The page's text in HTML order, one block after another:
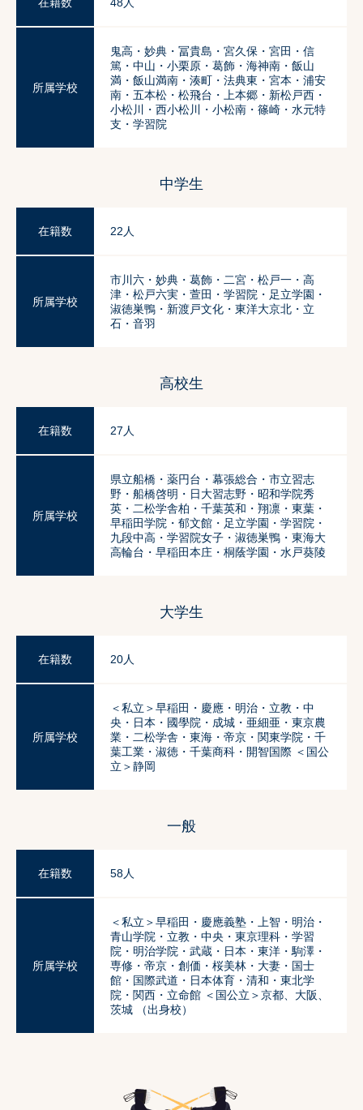
在籍数 48人
所属学校
鬼高・妙典・冨貴島・宮久保・宮田・信
篤・中山・小栗原・葛飾・海神南・飯山
満・飯山満南・湊町・法典東・宮本・浦安
南・五本松・松飛台・上本郷・新松戸西・
小松川・西小松川・小松南・篠崎・水元特
支・学習院
中学生
在籍数 22人
所属学校
市川六・妙典・葛飾・二宮・松戸一・高
津・松戸六実・萱田・学習院・足立学園・
淑徳巣鴨・新渡戸文化・東洋大京北・立
石・音羽
高校生
在籍数 27人
所属学校
県立船橋・薬円台・幕張総合・市立習志
野・船橋啓明・日大習志野・昭和学院秀
英・二松学舎柏・千葉英和・翔凛・東葉・
早稲田学院・郁文館・足立学園・学習院・
九段中高・学習院女子・淑徳巣鴨・東海大
高輪台・早稲田本庄・桐蔭学園・水戸葵陵
大学生
在籍数 20人
所属学校
＜私立＞早稲田・慶應・明治・立教・中
央・日本・國學院・成城・亜細亜・東京農
業・二松学舎・東海・帝京・関東学院・千
葉工業・淑徳・千葉商科・開智国際 ＜国公
立＞静岡
一般
在籍数 58人
所属学校
＜私立＞早稲田・慶應義塾・上智・明治・
青山学院・立教・中央・東京理科・学習
院・明治学院・武蔵・日本・東洋・駒澤・
専修・帝京・創価・桜美林・大妻・国士
館・国際武道・日本体育・清和・東北学
院・関西・立命館 ＜国公立＞京都、大阪、
茨城 （出身校）